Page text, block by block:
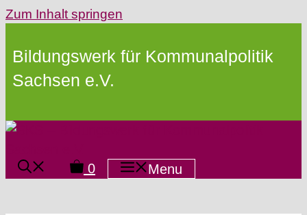
Zum Inhalt springen
Bildungswerk für Kommunalpolitik
Sachsen e.V.
0 Menu